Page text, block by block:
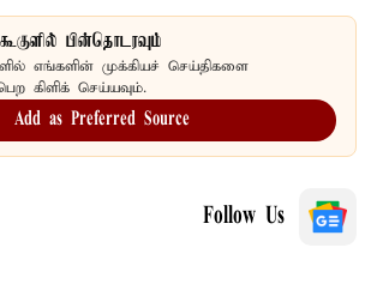
பின்தொடரவும்
எங்களின் முக்கியச் செய்திகளை
கிளிக் செய்யவும்.
Add as Preferred Source
Follow Us